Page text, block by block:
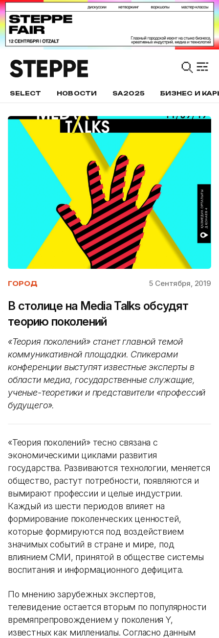
SELECT НОВОСТИ SA2025 БИЗНЕС И
ГОРОД 5 Сентября, 2019
В столице на Media Talks обсудят
теорию поколений
«Теория поколений» станет главной темой
коммуникативной площадки. Спикерами
конференции выступят известные эксперты в
области медиа, государственные служащие,
ученые-теоретики и представители «профессий
будущего».
«Теория поколений» тесно связана с
экономическими циклами развития
государства. Развиваются технологии, меняется
общество, растут потребности, появляются и
вымирают профессии и целые индустрии.
Каждый из шести периодов влияет на
формирование поколенческих ценностей,
которые формируются под воздействием
значимых событий в стране и мире, под
влиянием СМИ, принятой в обществе системы
воспитания и информационного дефицита.
По мнению зарубежных экспертов,
телевидение остается вторым по популярности
времяпрепровождением у поколения Y,
известных как миллениалы. Согласно данным